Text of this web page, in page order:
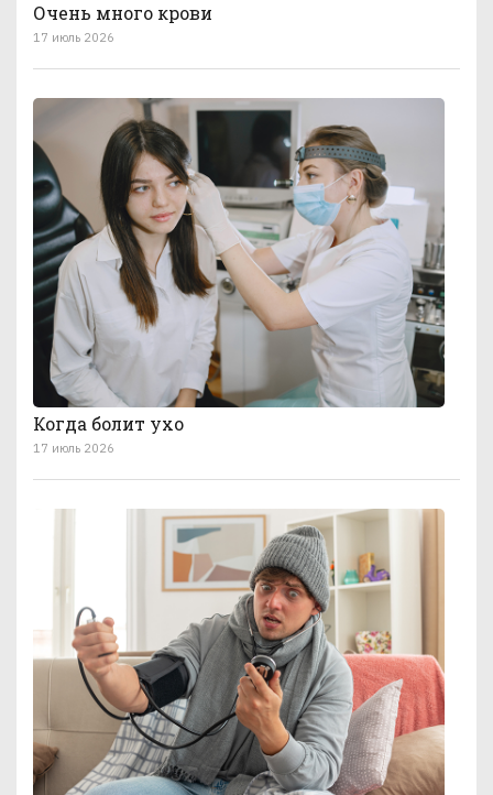
Очень много крови
17 июль 2026
Когда болит ухо
17 июль 2026